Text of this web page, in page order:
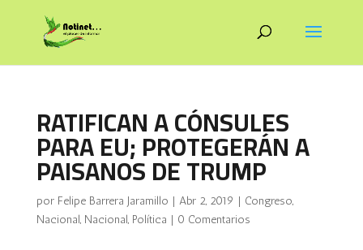
RATIFICAN A CÓNSULES
PARA EU; PROTEGERÁN A
PAISANOS DE TRUMP
por Felipe Barrera Jaramillo | Abr 2, 2019 | Congreso,
Nacional, Nacional, Política | 0 Comentarios